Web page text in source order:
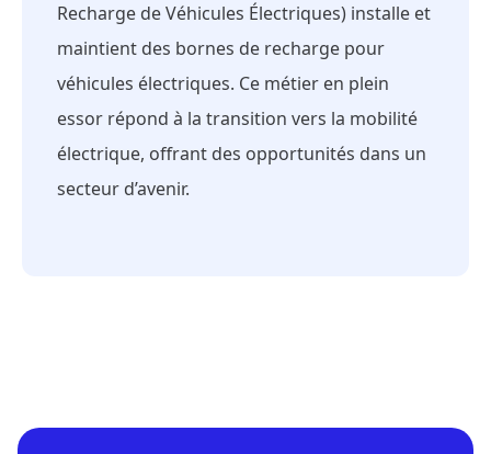
Recharge de Véhicules Électriques) installe et
maintient des bornes de recharge pour
véhicules électriques. Ce métier en plein
essor répond à la transition vers la mobilité
électrique, offrant des opportunités dans un
secteur d’avenir.